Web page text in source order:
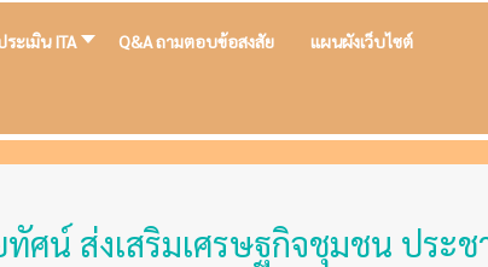
ะเมิน ITA Q&A ถามตอบข้อสงสัย แผนผังเว็บไซต์
เสริมเศรษฐกิจชุมชน ประชาชนมั่